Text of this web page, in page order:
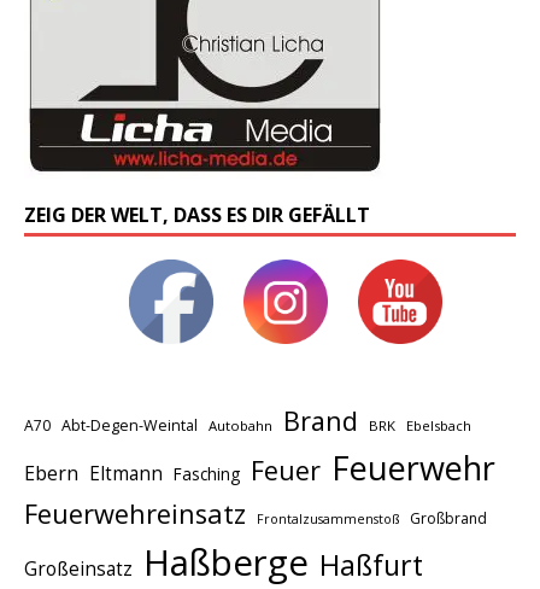
ZEIG DER WELT, DASS ES DIR GEFÄLLT
A70 Abt-Degen-Weintal Autobahn Brand BRK Ebelsbach
Ebern Eltmann Fasching Feuer Feuerwehr
Feuerwehreinsatz Frontalzusammenstoß Großbrand
Großeinsatz Haßberge Haßfurt